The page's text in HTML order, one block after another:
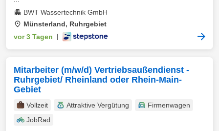
BWT Wassertechnik GmbH
Münsterland, Ruhrgebiet
vor 3 Tagen
Mitarbeiter (m/w/d) Vertriebsaußendienst -
Ruhrgebiet/ Rheinland oder Rhein-Main-
Gebiet
Vollzeit Attraktive Vergütung
Firmenwagen
JobRad